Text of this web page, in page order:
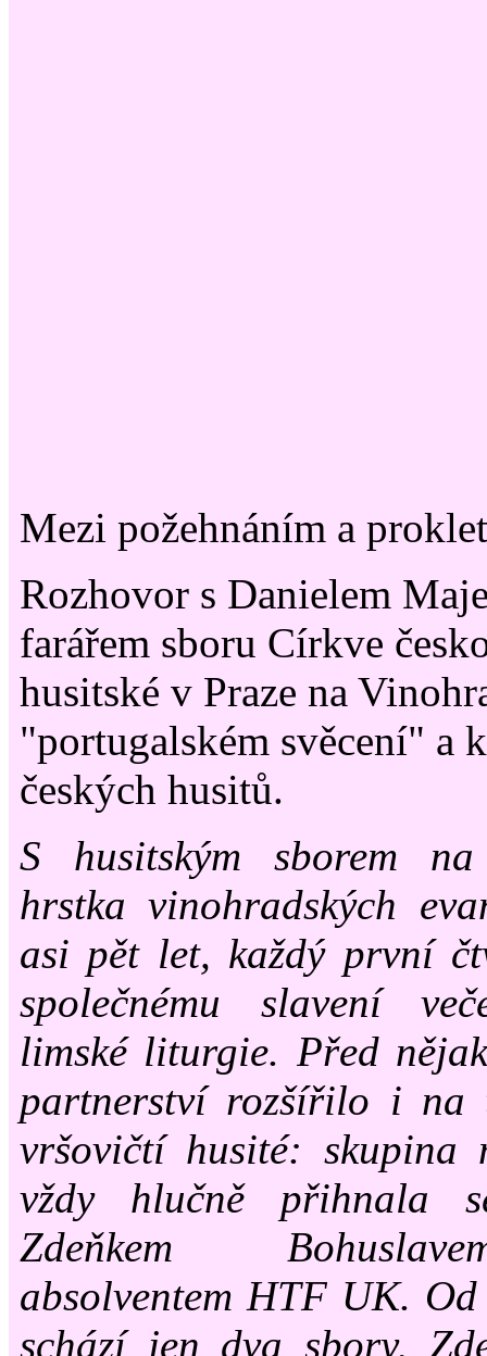
Mezi požehnáním a
Rozhovor s Danielem
farářem sboru Církve
husitské v Praze na
"portugalském svěcení" a
českých husitů.
S husitským sborem
hrstka vinohradských
asi pět let, každý první
společnému slavení
limské liturgie. Před
partnerství rozšířilo i
vršovičtí husité: skupina
vždy hlučně přihnala
Zdeňkem
absolventem HTF UK.
schází jen dva sbory,